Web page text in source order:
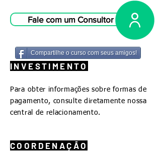
Fale com um Consultor
Compartilhe o curso com seus amigos!
INVESTIMENTO
Para obter informações sobre formas de
pagamento, consulte diretamente nossa
central de relacionamento.
COORDENAÇÃO